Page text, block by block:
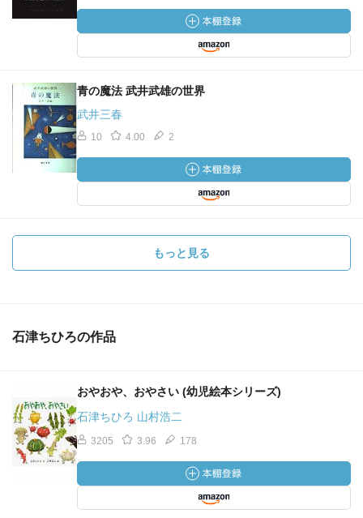
青の魔法 武井武雄の世界
武井三春
10 4.00 2
もっと見る
石津ちひろの作品
おやおや、おやさい (幼児絵本シリーズ)
石津ちひろ 山村浩二
3205 3.96 178